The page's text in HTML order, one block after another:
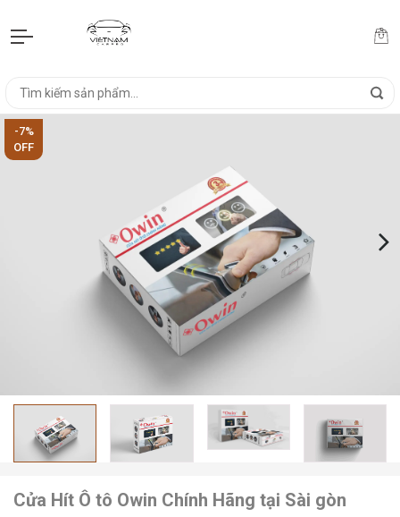
-7%
OFF
Cửa Hít Ô tô Owin Chính Hãng tại Sài gòn